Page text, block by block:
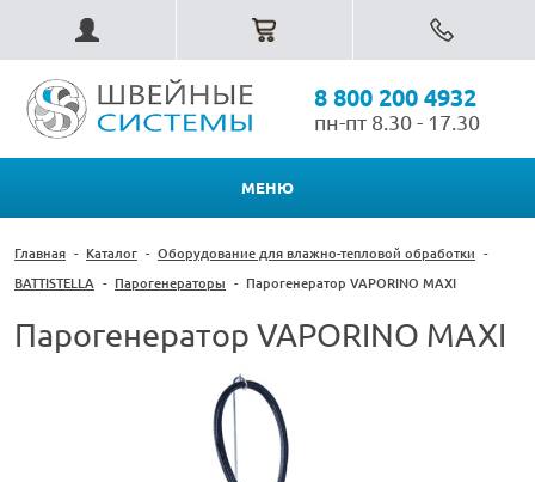
8 800 200 4932
пн-пт 8.30 - 17.30
МЕНЮ
Главная - Каталог - Оборудование для влажно-тепловой обработки -
BATTISTELLA - Парогенераторы - Парогенератор VAPORINO MAXI
Парогенератор VAPORINO MAXI